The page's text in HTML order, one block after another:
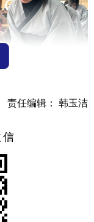
力，营造更好的
“三礼”（礼仪、
组互促、清茶传承
茶艺学习中接受中
力，传承孝亲文
责任编辑： 韩玉洁